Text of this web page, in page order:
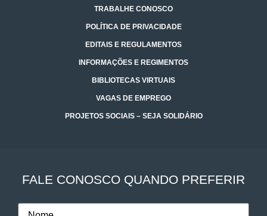
TRABALHE CONOSCO
POLÍTICA DE PRIVACIDADE
EDITAIS E REGULAMENTOS
INFORMAÇÕES E REGIMENTOS
BIBLIOTECAS VIRTUAIS
VAGAS DE EMPREGO
PROJETOS SOCIAIS – SEJA SOLIDÁRIO
FALE CONOSCO QUANDO PREFERIR